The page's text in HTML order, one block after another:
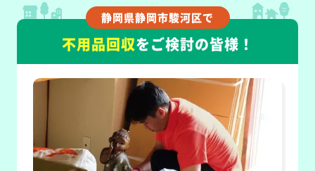
静岡県静岡市駿河区で
不用品回収をご検討の皆様！